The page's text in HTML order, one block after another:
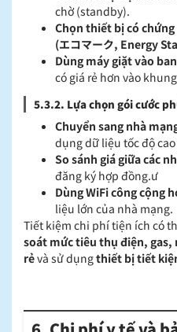
chờ (standby).
Chọn thiết bị có
(エコマーク, Energy
Dùng máy giặt vào
có giá rẻ hơn vào
5.3.2. Lựa chọn gói cước
Chuyển sang nhà
dụng dữ liệu tốc độ
So sánh giá giữa các
đăng ký hợp đồng.ư
Dùng WiFi công cộng
liệu lớn của nhà mạng.
Tiết kiệm chi phí tiện ích có
soát mức tiêu thụ điện, gas,
rẻvà sử dụngthiết bị tiết